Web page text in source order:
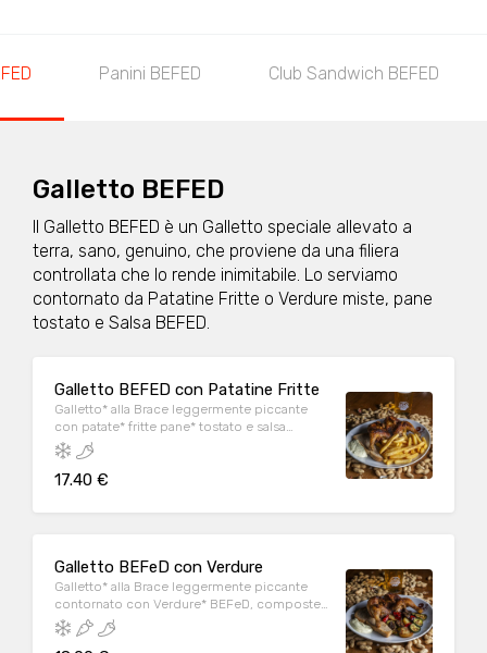
Panini BEFED Club Sandwich BEFED
Galletto BEFED
Il Galletto BEFED è un Galletto speciale allevato a
terra, sano, genuino, che proviene da una filiera
controllata che lo rende inimitabile. Lo serviamo
contornato da Patatine Fritte o Verdure miste, pane
tostato e Salsa BEFED.
Galletto BEFED con Patatine Fritte
Galletto* alla Brace leggermente piccante
con patate* fritte pane* tostato e salsa
BEFeD. BEFeD Chicken with French Fries*.
Served with toasted bread* and BEFeD
sauce.
17.40 €
Galletto BEFeD con Verdure
Galletto* alla Brace leggermente piccante
contornato con Verdure* BEFeD, composte
da una selezione di melanzane, zucchine,
peperoni, pane tostato* e salsa BEFeD.